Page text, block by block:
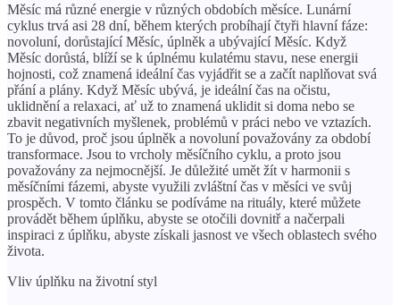
Měsíc má různé energie v různých obdobích měsíce. Lunární
cyklus trvá asi 28 dní, během kterých probíhají čtyři hlavní fáze:
novoluní, dorůstající Měsíc, úplněk a ubývající Měsíc. Když
Měsíc dorůstá, blíží se k úplnému kulatému stavu, nese energii
hojnosti, což znamená ideální čas vyjádřit se a začít naplňovat svá
přání a plány. Když Měsíc ubývá, je ideální čas na očistu,
uklidnění a relaxaci, ať už to znamená uklidit si doma nebo se
zbavit negativních myšlenek, problémů v práci nebo ve vztazích.
To je důvod, proč jsou úplněk a novoluní považovány za období
transformace. Jsou to vrcholy měsíčního cyklu, a proto jsou
považovány za nejmocnější. Je důležité umět žít v harmonii s
měsíčními fázemi, abyste využili zvláštní čas v měsíci ve svůj
prospěch. V tomto článku se podíváme na rituály, které můžete
provádět během úplňku, abyste se otočili dovnitř a načerpali
inspiraci z úplňku, abyste získali jasnost ve všech oblastech svého
života.
Vliv úplňku na životní styl